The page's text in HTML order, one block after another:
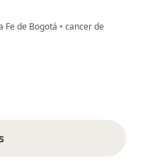
Fe de Bogotá • cancer de
anteriores